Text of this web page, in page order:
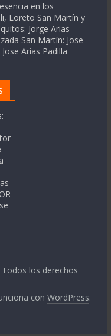
en los
Loreto San Martín y
Jorge Arias
San Martín: Jose
Arias Padilla
Todos los derechos
conWordPress.